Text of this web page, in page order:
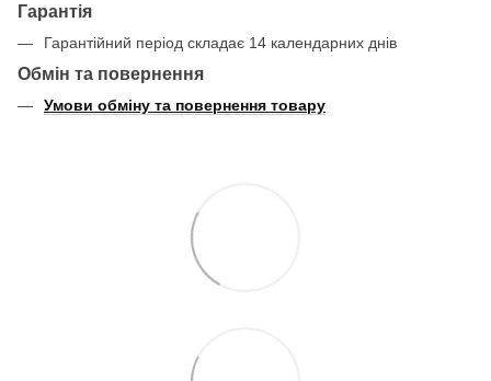
Гарантія
Гарантійний період складає 14 календарних днів
Обмін та повернення
Умови обміну та повернення товару